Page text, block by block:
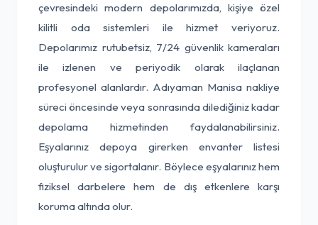
çevresindeki modern depolarımızda, kişiye özel
kilitli oda sistemleri ile hizmet veriyoruz.
Depolarımız rutubetsiz, 7/24 güvenlik kameraları
ile izlenen ve periyodik olarak ilaçlanan
profesyonel alanlardır. Adıyaman Manisa nakliye
süreci öncesinde veya sonrasında dilediğiniz kadar
depolama hizmetinden faydalanabilirsiniz.
Eşyalarınız depoya girerken envanter listesi
oluşturulur ve sigortalanır. Böylece eşyalarınız hem
fiziksel darbelere hem de dış etkenlere karşı
koruma altında olur.